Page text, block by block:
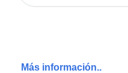
Más información..